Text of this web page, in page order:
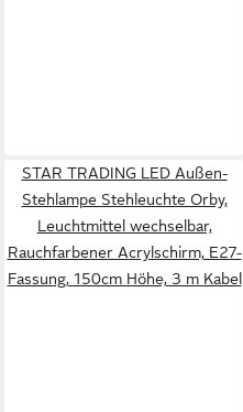
STAR TRADING LED Außen-
Stehlampe Stehleuchte Orby,
Leuchtmittel wechselbar,
Rauchfarbener Acrylschirm, E27-
Fassung, 150cm Höhe, 3 m Kabel